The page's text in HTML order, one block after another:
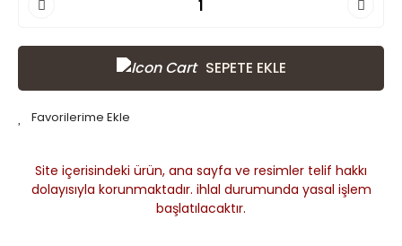
SEPETE EKLE
Site içerisindeki ürün, ana sayfa ve resimler telif hakkı
dolayısıyla korunmaktadır. ihlal durumunda yasal işlem
başlatılacaktır.